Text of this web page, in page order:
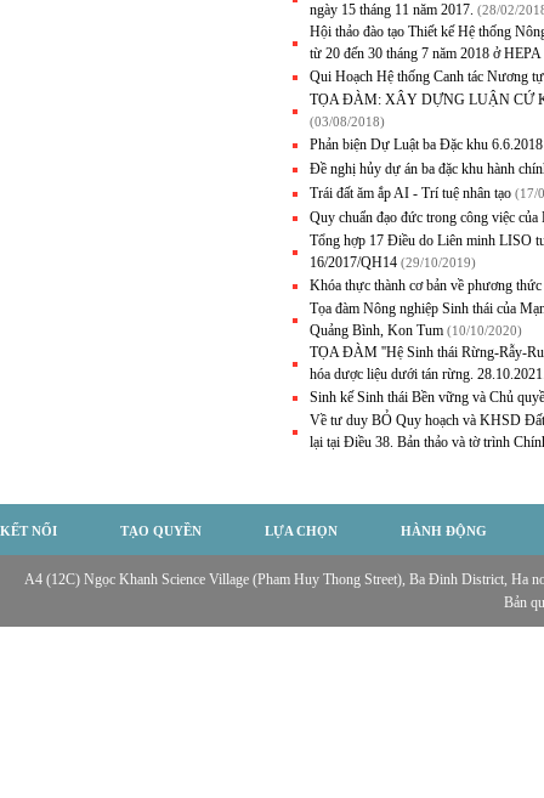
ngày 15 tháng 11 năm 2017. (28/02/
Hội thảo đào tạo Thiết kế Hệ thống
từ 20 đến 30 tháng 7 năm 2018 ở HEPA
Qui Hoạch Hệ thống Canh tác Nương
TỌA ĐÀM: XÂY DỰNG LUẬN CỨ
(03/08/2018)
Phản biện Dự Luật ba Đặc khu
Đề nghị hủy dự án ba đặc khu hành
Trái đất ăm ắp AI - Trí tuệ nhân tạo (17/
Quy chuẩn đạo đức trong công việc
Tổng hợp 17 Điều do Liên minh LISO
16/2017/QH14 (29/10/2019)
Khóa thực thành cơ bản về phương
Tọa đàm Nông nghiệp Sinh thái của
Quảng Bình, Kon Tum (10/10/2020)
TỌA ĐÀM ''Hệ Sinh thái Rừng-Rẫy-
hóa dược liệu dưới tán rừng.
Sinh kế Sinh thái Bền vững và Chủ
Về tư duy BỎ Quy hoạch và KHSD
lại tại Điều 38. Bản thảo và tờ trình
KẾT NỐI TẠO QUYỀN LỰA CHỌN HÀNH ĐỘNG
A4 (12C) Ngọc Khanh Science Village (Pham Huy Thong Street), Ba Đinh District, Ha
Bản